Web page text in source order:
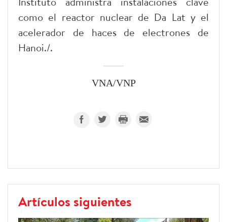
como el reactor nuclear de Da Lat y el
acelerador de haces de electrones de
Hanoi./.
VNA/VNP
Artículos siguientes